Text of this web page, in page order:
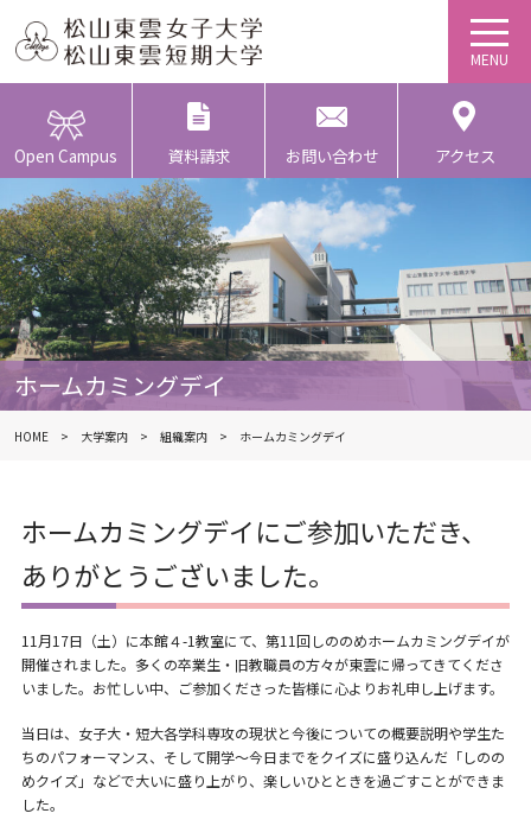
Open Campus 資料請求 お問い合わせ アクセス
ホームカミングデイ
HOME 大学案内 組織案内 ホームカミングデイ
ホームカミングデイにご参加いただき、
ありがとうございました。
11月17日（土）に本館４-1教室にて、第11回しののめホームカミングデイが
開催されました。多くの卒業生・旧教職員の方々が東雲に帰ってきてくださ
いました。お忙しい中、ご参加くださった皆様に心よりお礼申し上げます。
当日は、女子大・短大各学科専攻の現状と今後についての概要説明や学生た
ちのパフォーマンス、そして開学～今日までをクイズに盛り込んだ「しのの
めクイズ」などで大いに盛り上がり、楽しいひとときを過ごすことができま
した。